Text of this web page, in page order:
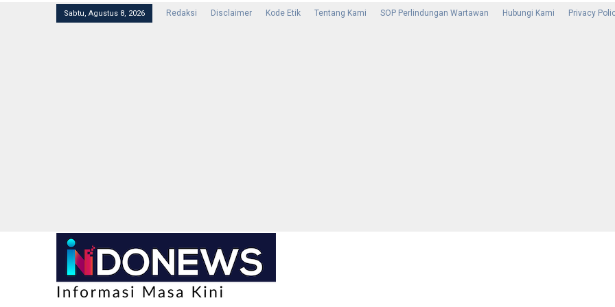
Sabtu, Agustus 8, 2026 Redaksi Disclaimer Kode Etik Tentang Kami SOP Perlindungan Wartawan Hubungi Kami Privacy